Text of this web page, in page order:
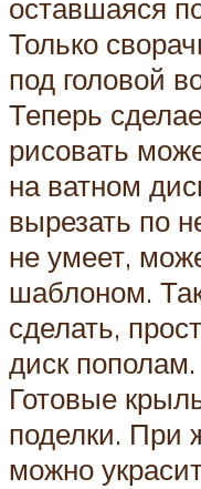
оставшаяся
Только
под головой
Теперь
рисовать
на ватном
вырезать по
не умеет,
шаблоном.
сделать,
диск пополам.
Готовые
поделки. При
можно